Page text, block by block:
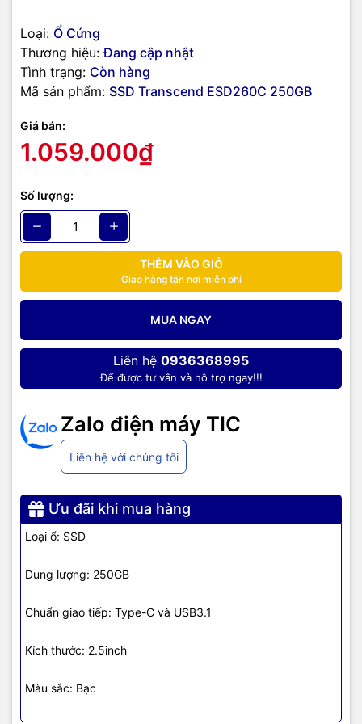
Loại: Ổ Cứng
Thương hiệu: Đang cập nhật
Tình trạng: Còn hàng
Mã sản phẩm: SSD Transcend ESD260C 250GB
Giá bán:
1.059.000₫
Số lượng:
THÊM VÀO GIỎ
Giao hàng tận nơi miễn phí
MUA NGAY
Liên hệ 0936368995
Để được tư vấn và hỗ trợ ngay!!!
Zalo điện máy TIC
Liên hệ với chúng tôi
Ưu đãi khi mua hàng
Loại ổ: SSD
Dung lượng: 250GB
Chuẩn giao tiếp: Type-C và USB3.1
Kích thước: 2.5inch
Màu sắc: Bạc
Ổ cứng di động SSD Transcend ESD260C 250GB USB-A & USB-C
thiết kế tinh tế nhẹ nhàng cùng chất liệu vỏ nhôm trắng sang
trọng, vỏ bọc giảm sốc tốt, độ bền cao. Bạn có thể cầm chiếc ổ
cứng này đi bất cứ đâu với kích thước nhỏ gọn 81.4 x 33.6 x
7.5mm.